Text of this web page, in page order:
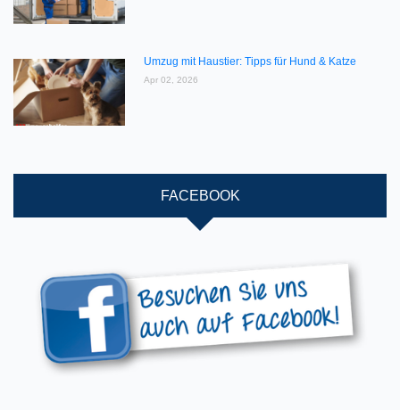
Umzug mit Haustier: Tipps für Hund & Katze
Apr 02, 2026
FACEBOOK